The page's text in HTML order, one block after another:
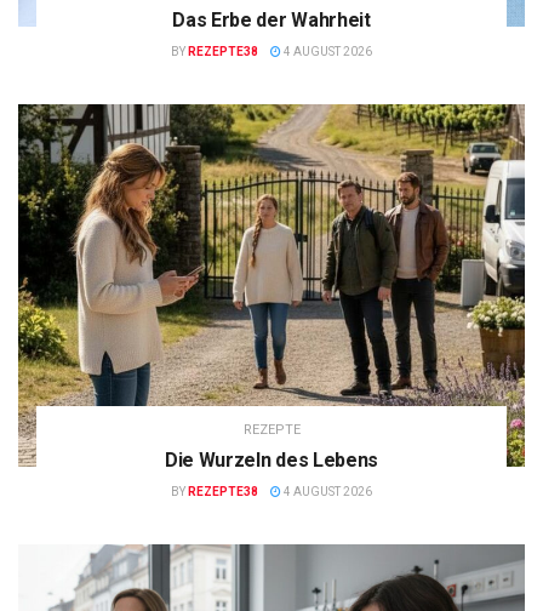
Das Erbe der Wahrheit
BY REZEPTE38 4 AUGUST 2026
REZEPTE
Die Wurzeln des Lebens
BY REZEPTE38 4 AUGUST 2026